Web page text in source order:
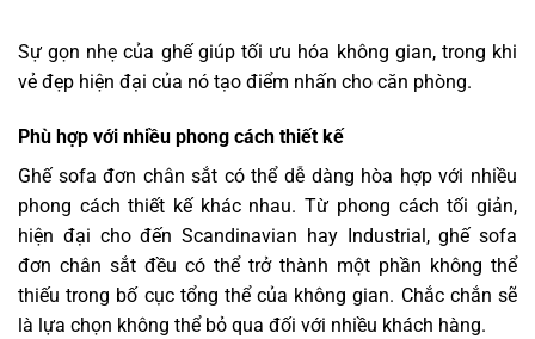
Sự gọn nhẹ của ghế giúp tối ưu hóa không gian, trong khi
vẻ đẹp hiện đại của nó tạo điểm nhấn cho căn phòng.
Phù hợp với nhiều phong cách thiết kế
Ghế sofa đơn chân sắt có thể dễ dàng hòa hợp với nhiều
phong cách thiết kế khác nhau. Từ phong cách tối giản,
hiện đại cho đến Scandinavian hay Industrial, ghế sofa
đơn chân sắt đều có thể trở thành một phần không thể
thiếu trong bố cục tổng thể của không gian. Chắc chắn sẽ
là lựa chọn không thể bỏ qua đối với nhiều khách hàng.